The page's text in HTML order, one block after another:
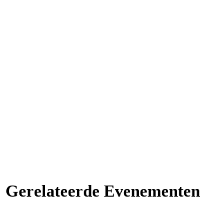
Gerelateerde Evenementen